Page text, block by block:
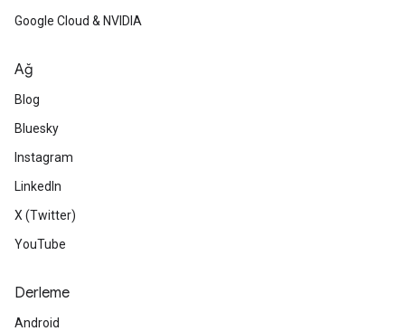
Google Cloud & NVIDIA
Ağ
Blog
Bluesky
Instagram
LinkedIn
X (Twitter)
YouTube
Derleme
Android